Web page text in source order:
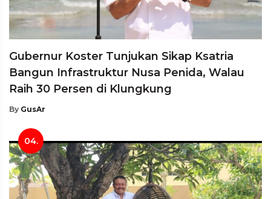
Gubernur Koster Tunjukan Sikap Ksatria
Bangun Infrastruktur Nusa Penida, Walau
Raih 30 Persen di Klungkung
By GusAr
04.